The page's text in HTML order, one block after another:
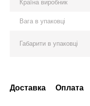
Країна виробник
Вага в упаковці
Габарити в упаковці
Доставка Оплата